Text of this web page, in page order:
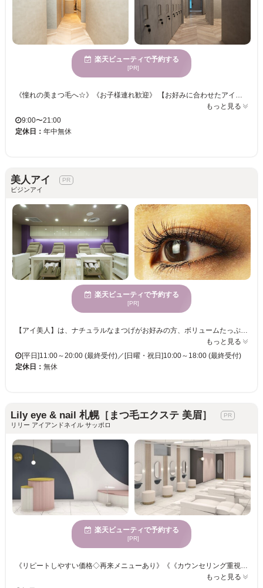
楽天ビューティで予約する
[PR]
もっと見る
9:00〜21:00
定休日： 年中無休
美人アイ
ビジンアイ
楽天ビューティで予約する
[PR]
【アイ美人】は、ナチュラルなまつげがお好みの方、ボリュームたっぷりのまつげにしたい方もピッタリ♪★洗練されたデザインフロアで施術できるのがMIYAヘアカラーラウンジの特徴！ヘアカラーもアイラッシュもトータルプロデュースしてくれる貴女のパートナーです☆ 目元によって人の印象は変わるもの。まつげエクステなら、汗をかいても涙を流しても、すっぴんでも、いつでも美しい目元をキープ♪マスカラ不要だから、朝のメイク時間も夜のアイメイクオフの手間もぐっと短縮できます☆本数・長さ・形…など、エクステの組み合わせによって印象も付け心地も変わります。初めてでも大丈夫！スタッフの方と相談して自分に合ったエクステを選んでね♪
もっと見る
[平日]11:00～20:00 (最終受付)／[日曜・祝日]10:00～18:00 (最終受付)
定休日： 無休
Lily eye & nail 札幌［まつ毛エクステ 美眉］
リリー アイアンドネイル サッポロ
楽天ビューティで予約する
[PR]
《リピートしやすい価格◇再来メニューあり》《《カウンセリング重視》》 【リーズナブル×ハイクオリティー☆彡あなたの目元を大人カワイくデザインします♪】 一人一人のご要望や、目の形・状態に合わせてエクステの種類をご提案いたします。 お好みの本数でナチュラル～華やかなフサフサまつげまで叶えます♪ マツエクが苦手な方も自まつげをいかした「ケラチンラッシュリフト」「パリジェンヌラッシュリフト」も！ この機会にぜひ当サロンで、オシャレな目元を手に入れませんか？
もっと見る